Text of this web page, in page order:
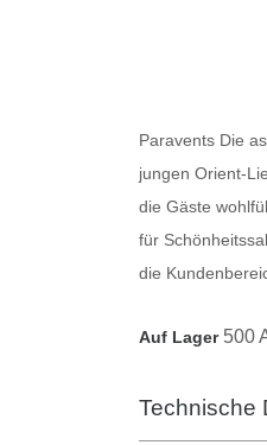
Paravents Die
jungen Orient-
die Gäste
für
die
Auf Lager 500
Technische